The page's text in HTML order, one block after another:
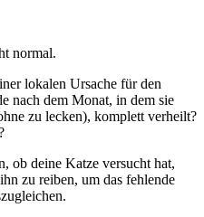
normal.
lokalen Ursache für den
nach dem Monat, in dem sie
zu lecken), komplett verheilt?
ob deine Katze versucht hat,
zu reiben, um das fehlende